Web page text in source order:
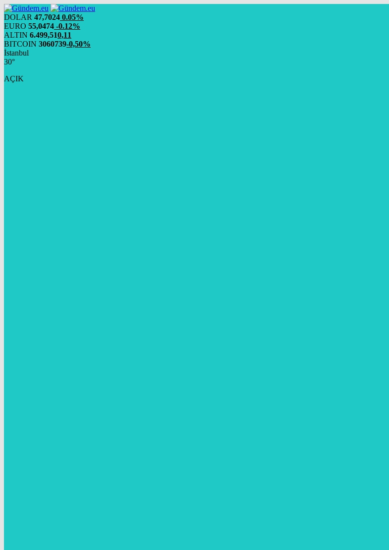
DOLAR 47,7024 0.05%
EURO 55,0474 -0.12%
ALTIN 6.499,510,11
BITCOIN 3060739-0,50%
İstanbul
30°
AÇIK